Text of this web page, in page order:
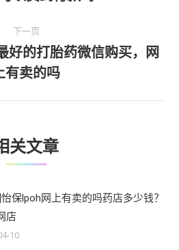
一
下一页
下
一
文
好的打胎药微信购买，网
有卖的吗
关文章
保lpoh网上有卖的吗药店多少钱？
店
10